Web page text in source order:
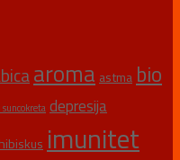
aroma astma bio
depresija
hibiskus imunitet